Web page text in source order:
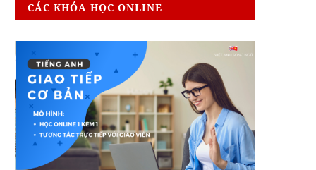
CÁC KHÓA HỌC ONLINE